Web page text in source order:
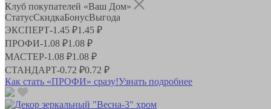
Клуб покупателей «Ваш Дом»
СтатусСкидкаБонусВыгода
ЭКСПЕРТ-1.45 ₽1.45 ₽
ПРОФИ-1.08 ₽1.08 ₽
МАСТЕР-1.08 ₽1.08 ₽
СТАНДАРТ-0.72 ₽0.72 ₽
Как стать «ПРОФИ» сразу!Узнать подробнее